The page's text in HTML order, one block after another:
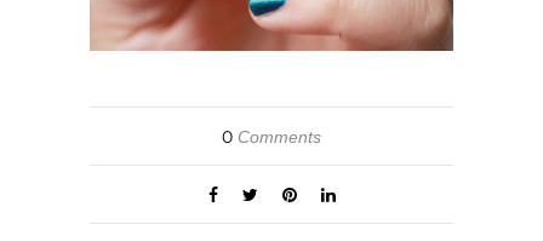
0 Comments